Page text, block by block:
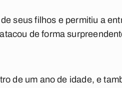
seus filhos e permitiu a
de forma
de um ano de idade, e